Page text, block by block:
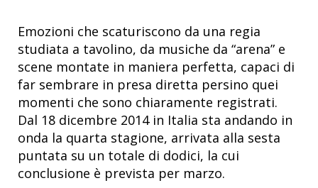
Emozioni che scaturiscono da una regia
studiata a tavolino, da musiche da “arena” e
scene montate in maniera perfetta, capaci di
far sembrare in presa diretta persino quei
momenti che sono chiaramente registrati.
Dal 18 dicembre 2014 in Italia sta andando in
onda la quarta stagione, arrivata alla sesta
puntata su un totale di dodici, la cui
conclusione è prevista per marzo.